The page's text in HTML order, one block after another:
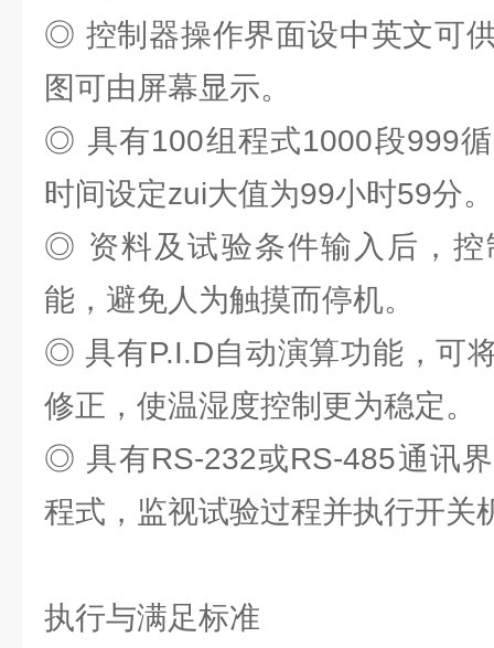
◎ 控制器操作界面设中英文可
图可由屏幕显示。
◎ 具有100组程式1000段999
时间设定zui大值为99小时59分。
◎ 资料及试验条件输入后，控
能，避免人为触摸而停机。
◎ 具有P.I.D自动演算功能，可
修正，使温湿度控制更为稳定。
◎ 具有RS-232或RS-485通讯
程式，监视试验过程并执行开关
执行与满足标准